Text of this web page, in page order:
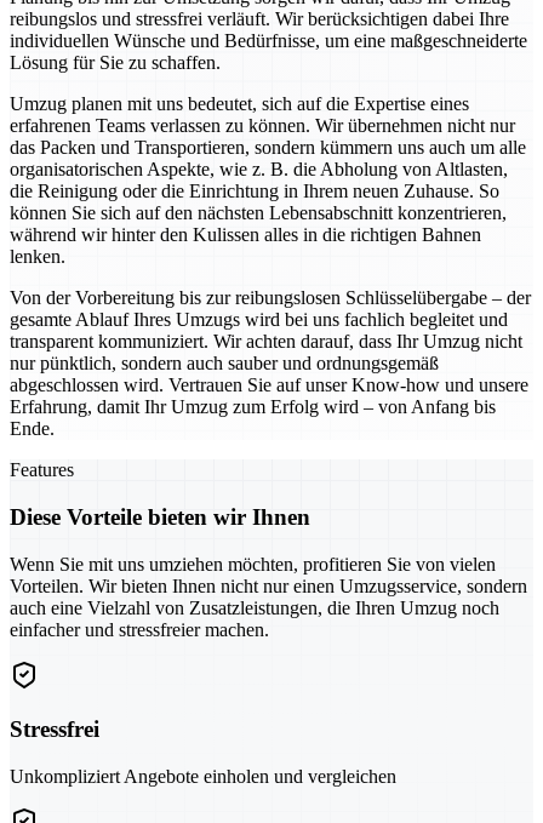
reibungslos und stressfrei verläuft. Wir berücksichtigen dabei Ihre
individuellen Wünsche und Bedürfnisse, um eine maßgeschneiderte
Lösung für Sie zu schaffen.
Umzug planen mit uns bedeutet, sich auf die Expertise eines
erfahrenen Teams verlassen zu können. Wir übernehmen nicht nur
das Packen und Transportieren, sondern kümmern uns auch um alle
organisatorischen Aspekte, wie z. B. die Abholung von Altlasten,
die Reinigung oder die Einrichtung in Ihrem neuen Zuhause. So
können Sie sich auf den nächsten Lebensabschnitt konzentrieren,
während wir hinter den Kulissen alles in die richtigen Bahnen
lenken.
Von der Vorbereitung bis zur reibungslosen Schlüsselübergabe – der
gesamte Ablauf Ihres Umzugs wird bei uns fachlich begleitet und
transparent kommuniziert. Wir achten darauf, dass Ihr Umzug nicht
nur pünktlich, sondern auch sauber und ordnungsgemäß
abgeschlossen wird. Vertrauen Sie auf unser Know-how und unsere
Erfahrung, damit Ihr Umzug zum Erfolg wird – von Anfang bis
Ende.
Features
Diese Vorteile bieten wir Ihnen
Wenn Sie mit uns umziehen möchten, profitieren Sie von vielen
Vorteilen. Wir bieten Ihnen nicht nur einen Umzugsservice, sondern
auch eine Vielzahl von Zusatzleistungen, die Ihren Umzug noch
einfacher und stressfreier machen.
Stressfrei
Unkompliziert Angebote einholen und vergleichen